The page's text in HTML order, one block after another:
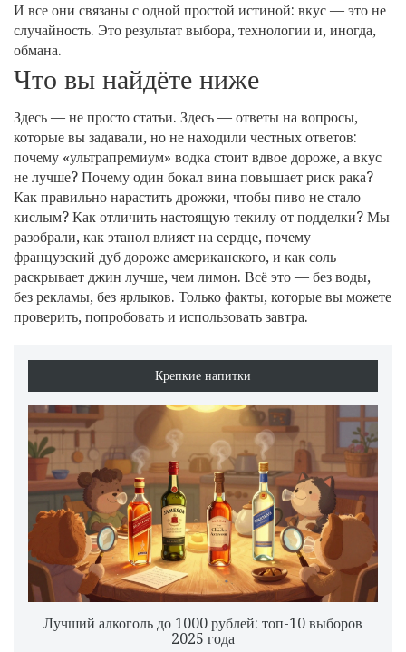
И все они связаны с одной простой истиной: вкус — это не
случайность. Это результат выбора, технологии и, иногда,
обмана.
Что вы найдёте ниже
Здесь — не просто статьи. Здесь — ответы на вопросы,
которые вы задавали, но не находили честных ответов:
почему «ультрапремиум» водка стоит вдвое дороже, а вкус
не лучше? Почему один бокал вина повышает риск рака?
Как правильно нарастить дрожжи, чтобы пиво не стало
кислым? Как отличить настоящую текилу от подделки? Мы
разобрали, как этанол влияет на сердце, почему
французский дуб дороже американского, и как соль
раскрывает джин лучше, чем лимон. Всё это — без воды,
без рекламы, без ярлыков. Только факты, которые вы можете
проверить, попробовать и использовать завтра.
Крепкие напитки
Лучший алкоголь до 1000 рублей: топ-10 выборов
2025 года